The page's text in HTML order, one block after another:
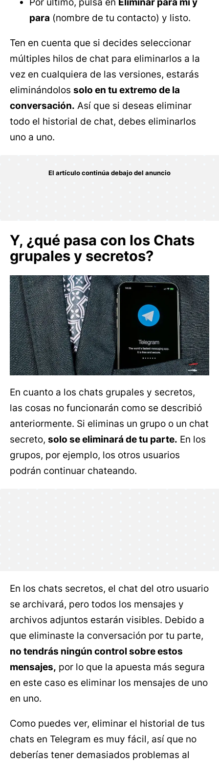
para (nombre de tu contacto) y listo.
Ten en cuenta que si decides seleccionar
múltiples hilos de chat para eliminarlos a la
vez en cualquiera de las versiones, estarás
eliminándolos solo en tu extremo de la
conversación. Así que si deseas eliminar
todo el historial de chat, debes eliminarlos
uno a uno.
Y, ¿qué pasa con los Chats
grupales y secretos?
En cuanto a los chats grupales y secretos,
las cosas no funcionarán como se describió
anteriormente. Si eliminas un grupo o un chat
secreto, solo se eliminará de tu parte. En los
grupos, por ejemplo, los otros usuarios
podrán continuar chateando.
En los chats secretos, el chat del otro usuario
se archivará, pero todos los mensajes y
archivos adjuntos estarán visibles. Debido a
que eliminaste la conversación por tu parte,
no tendrás ningún control sobre estos
mensajes, por lo que la apuesta más segura
en este caso es eliminar los mensajes de uno
en uno.
Como puedes ver, eliminar el historial de tus
chats en Telegram es muy fácil, así que no
deberías tener demasiados problemas al